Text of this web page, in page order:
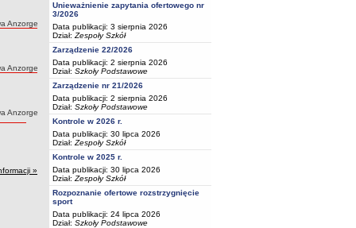
Anzorge
Anzorge
Anzorge
»
Unieważnienie zapytania ofertowego nr
3/2026
Data publikacji: 3 sierpnia 2026
Dział: Zespoły Szkół
Zarządzenie 22/2026
Data publikacji: 2 sierpnia 2026
Dział: Szkoły Podstawowe
Zarządzenie nr 21/2026
Data publikacji: 2 sierpnia 2026
Dział: Szkoły Podstawowe
Kontrole w 2026 r.
Data publikacji: 30 lipca 2026
Dział: Zespoły Szkół
Kontrole w 2025 r.
Data publikacji: 30 lipca 2026
Dział: Zespoły Szkół
Rozpoznanie ofertowe rozstrzygnięcie
sport
Data publikacji: 24 lipca 2026
Dział: Szkoły Podstawowe